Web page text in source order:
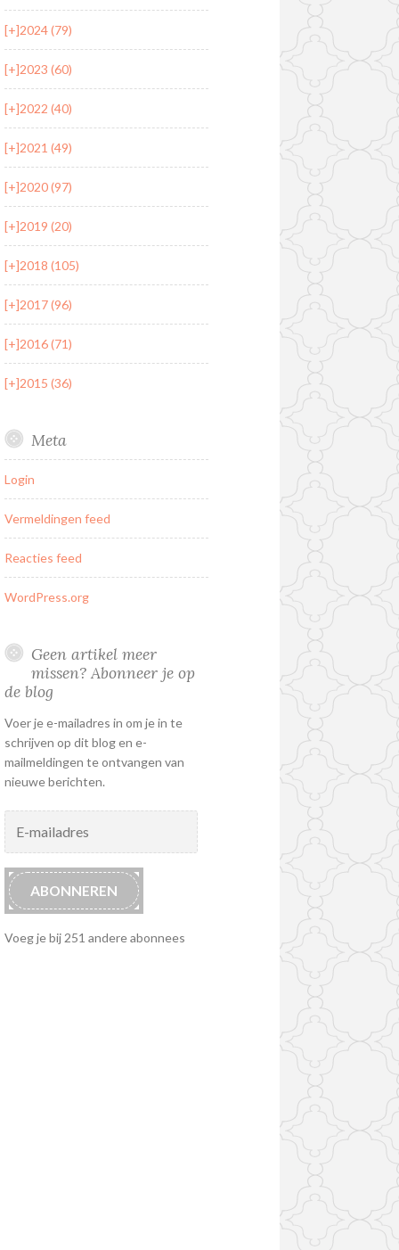
[+]2024 (79)
[+]2023 (60)
[+]2022 (40)
[+]2021 (49)
[+]2020 (97)
[+]2019 (20)
[+]2018 (105)
[+]2017 (96)
[+]2016 (71)
[+]2015 (36)
Meta
Login
Vermeldingen feed
Reacties feed
WordPress.org
Geen artikel meer
missen? Abonneer je op
de blog
Voer je e-mailadres in om je in te
schrijven op dit blog en e-
mailmeldingen te ontvangen van
nieuwe berichten.
mailadres
ABONNEREN
Voeg je bij 251 andere abonnees